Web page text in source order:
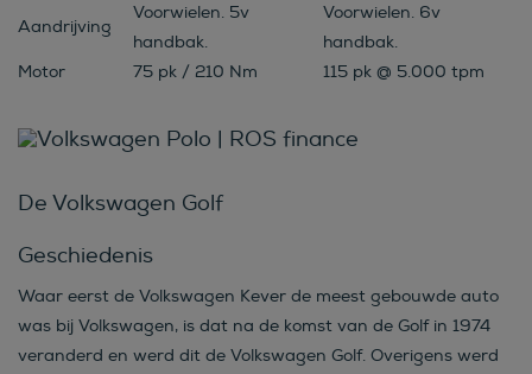
Aandrijving
Voorwielen. 5v
handbak.
Voorwielen. 6v
handbak.
Motor
75 pk / 210 Nm 115 pk @ 5.000 tpm
De Volkswagen Golf
Geschiedenis
Waar eerst de Volkswagen Kever de meest gebouwde auto
was bij Volkswagen, is dat na de komst van de Golf in 1974
veranderd en werd dit de Volkswagen Golf. Overigens werd